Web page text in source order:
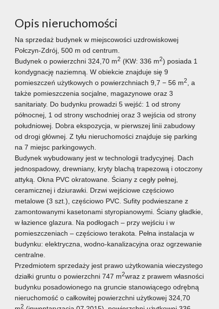
Opis nieruchomości
Na sprzedaż budynek w miejscowości uzdrowiskowej
Połczyn-Zdrój, 500 m od centrum.
Budynek o powierzchni 324,70 m2 (KW: 336 m2) posiada 1
kondygnację naziemną. W obiekcie znajduje się 9
pomieszczeń użytkowych o powierzchniach 9,7 − 56 m2, a
także pomieszczenia socjalne, magazynowe oraz 3
sanitariaty. Do budynku prowadzi 5 wejść: 1 od strony
północnej, 1 od strony wschodniej oraz 3 wejścia od strony
południowej. Dobra ekspozycja, w pierwszej linii zabudowy
od drogi głównej. Z tyłu nieruchomości znajduje się parking
na 7 miejsc parkingowych.
Budynek wybudowany jest w technologii tradycyjnej. Dach
jednospadowy, drewniany, kryty blachą trapezową i otoczony
attyką. Okna PVC okratowane. Ściany z cegły pełnej,
ceramicznej i dziurawki. Drzwi wejściowe częściowo
metalowe (3 szt.), częściowo PVC. Sufity podwieszane z
zamontowanymi kasetonami styropianowymi. Ściany gładkie,
w łazience glazura. Na podłogach – przy wejściu i w
pomieszczeniach – częściowo terakota. Pełna instalacja w
budynku: elektryczna, wodno-kanalizacyjna oraz ogrzewanie
centralne.
Przedmiotem sprzedaży jest prawo użytkowania wieczystego
działki gruntu o powierzchni 747 m2wraz z prawem własności
budynku posadowionego na gruncie stanowiącego odrębną
nieruchomość o całkowitej powierzchni użytkowej 324,70
2